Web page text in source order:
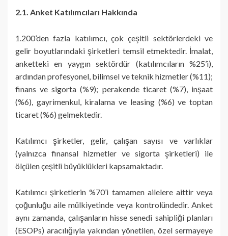
2.1. Anket Katılımcıları Hakkında
1.200’den fazla katılımcı, çok çeşitli sektörlerdeki ve
gelir boyutlarındaki şirketleri temsil etmektedir. İmalat,
anketteki en yaygın sektördür (katılımcıların %25’i),
ardından profesyonel, bilimsel ve teknik hizmetler (%11);
finans ve sigorta (%9); perakende ticaret (%7), inşaat
(%6), gayrimenkul, kiralama ve leasing (%6) ve toptan
ticaret (%6) gelmektedir.
Katılımcı şirketler, gelir, çalışan sayısı ve varlıklar
(yalnızca finansal hizmetler ve sigorta şirketleri) ile
ölçülen çeşitli büyüklükleri kapsamaktadır.
Katılımcı şirketlerin %70’i tamamen ailelere aittir veya
çoğunluğu aile mülkiyetinde veya kontrolündedir. Anket
aynı zamanda, çalışanların hisse senedi sahipliği planları
(ESOPs) aracılığıyla yakından yönetilen, özel sermayeye